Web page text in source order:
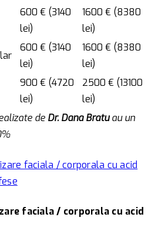
600 € (3140
lei)
1600 € (8380
lei)
600 € (3140
lei)
1600 € (8380
lei)
900 € (4720
lei)
2500 € (13100
lei)
de Dr. Dana Bratuau un
faciala / corporala cu acid
faciala / corporala cu acid